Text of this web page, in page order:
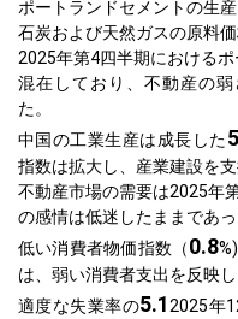
ポートランドセメントの生
石炭および天然ガスの原料
2025年第4四半期における
混在しており、不動産の
た。
中国の工業生産は成長した
指数は拡大し、産業建設を支
不動産市場の需要は2025年
の感情は低迷したままであっ
低い消費者物価指数（0.8
は、弱い消費者支出を反映
適度な失業率の5.12025年